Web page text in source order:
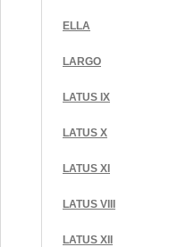
ELLA
LARGO
LATUS IX
LATUS X
LATUS XI
LATUS VIII
LATUS XII